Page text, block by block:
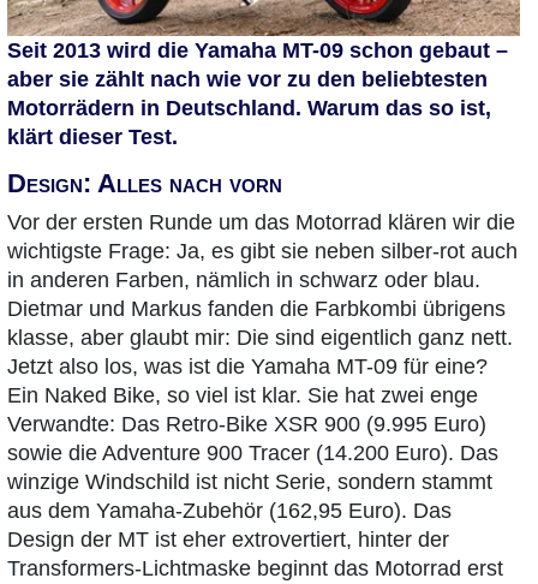
Seit 2013 wird die Yamaha MT-09 schon gebaut –
aber sie zählt nach wie vor zu den beliebtesten
Motorrädern in Deutschland. Warum das so ist,
klärt dieser Test.
Design: Alles nach vorn
Vor der ersten Runde um das Motorrad klären wir die
wichtigste Frage: Ja, es gibt sie neben silber-rot auch
in anderen Farben, nämlich in schwarz oder blau.
Dietmar und Markus fanden die Farbkombi übrigens
klasse, aber glaubt mir: Die sind eigentlich ganz nett.
Jetzt also los, was ist die Yamaha MT-09 für eine?
Ein Naked Bike, so viel ist klar. Sie hat zwei enge
Verwandte: Das Retro-Bike XSR 900 (9.995 Euro)
sowie die Adventure 900 Tracer (14.200 Euro). Das
winzige Windschild ist nicht Serie, sondern stammt
aus dem Yamaha-Zubehör (162,95 Euro). Das
Design der MT ist eher extrovertiert, hinter der
Transformers-Lichtmaske beginnt das Motorrad erst